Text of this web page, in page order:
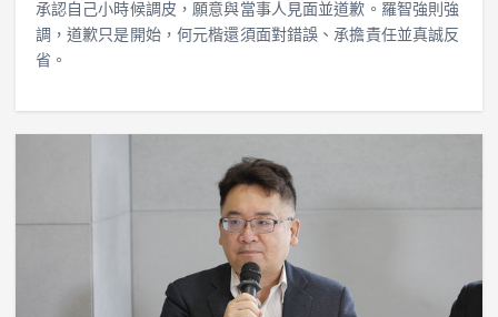
承認自己小時候調皮，願意與當事人見面並道歉。羅智強則強
調，道歉只是開始，何元楷還須面對錯誤、承擔責任並真誠反
省。